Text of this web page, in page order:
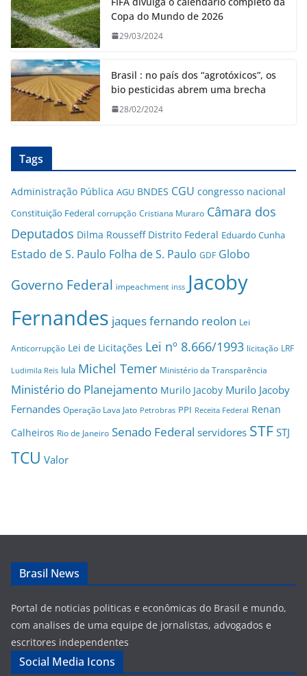
Copa do Mundo de 2026
29/03/2024
Brasil : no país dos “agrotóxicos”, os
bio pesticidas abrem uma brecha
28/02/2024
Tags
Administração Pública AGU BNDES CGU congresso nacional
Constituição Federal corrupção Cristiana Muraro Câmara dos
Deputados Dilma Rousseff Distrito Federal Eduardo Cunha
Estado de S. Paulo Folha de S. Paulo GDF Globo
Governo Federal impeachment inss Jacoby
Fernandes jaques fernando reolon Lei
Anticorrupção Lei de Licitações Lei nº 8.666/1993 licitação LRF
Ludimila Reis lula Michel Temer Ministério da Transparência
Ministério do Planejamento Murilo Jacoby Murilo Jacoby
Fernandes Operação Lava Jato Petrobras PPI Receita Federal Renan
Calheiros Rio de Janeiro Senado Federal servidores STF STJ
TCU Valor
Brasil News
Portal de noticias politicas e econômicas do Brasil e mundo,
com analises de uma equipe de jornalistas, advogados e
escritores independentes
Social Media Icons